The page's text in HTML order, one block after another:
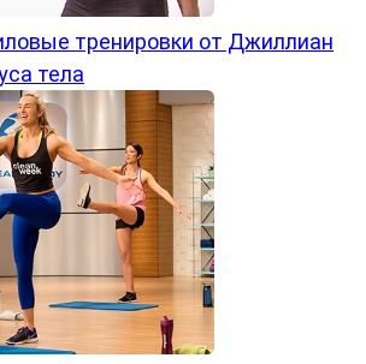
тренировки от Джиллиан
тела